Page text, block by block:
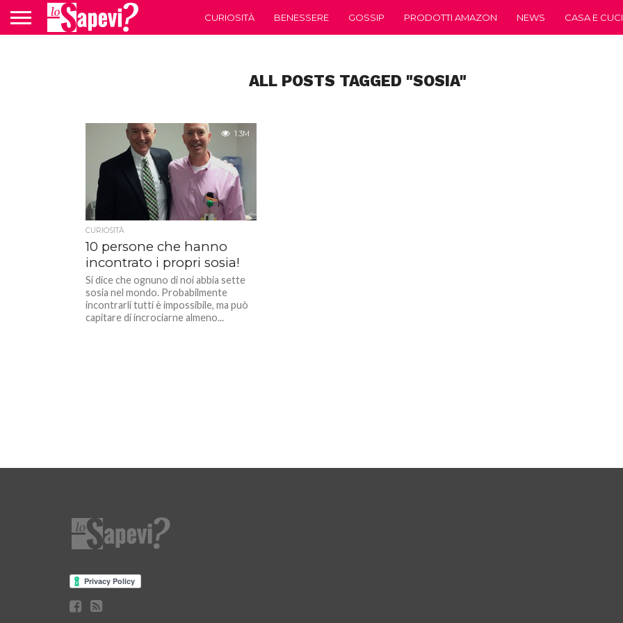
CURIOSITÀ BENESSERE GOSSIP PRODOTTI AMAZON NEWS CASA E
ALL POSTS TAGGED "SOSIA"
1.3M
CURIOSITÀ
10 persone che hanno
incontrato i propri sosia!
Si dice che ognuno di noi abbia sette
sosia nel mondo. Probabilmente
incontrarli tutti è impossibile, ma può
capitare di incrociarne almeno...